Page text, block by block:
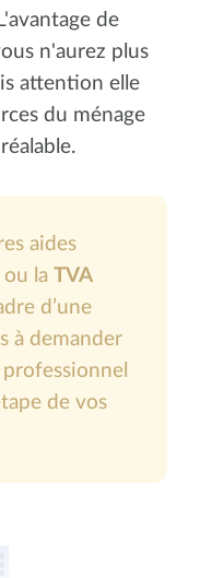
de
n'aurez plus
attention elle
du ménage
aides
ou la TVA
d’une
à demander
de vos